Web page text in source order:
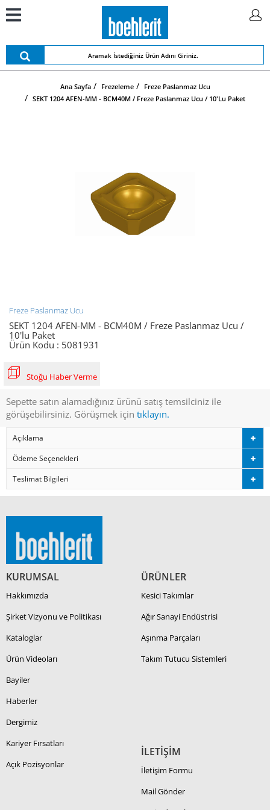
Ana Sayfa Frezeleme
Freze Paslanmaz Ucu
SEKT 1204 AFEN-MM - BCM40M / Freze Paslanmaz Ucu / 10'lu Paket
Freze Paslanmaz Ucu
SEKT 1204 AFEN-MM - BCM40M / Freze Paslanmaz Ucu /
10'lu Paket
Ürün Kodu : 5081931
Stoğu Haber Verme
Sepette satın alamadığınız ürünü satış temsilciniz ile
görüşebilirsiniz. Görüşmek için tıklayın.
Açıklama
Ödeme Seçenekleri
Teslimat Bilgileri
KURUMSAL
Hakkımızda
Şirket Vizyonu ve Politikası
Kataloglar
Ürün Videoları
Bayiler
Haberler
Dergimiz
Kariyer Fırsatları
Açık Pozisyonlar
ÜRÜNLER
Kesici Takımlar
Ağır Sanayi Endüstrisi
Aşınma Parçaları
Takım Tutucu Sistemleri
İLETİŞİM
İletişim Formu
Mail Gönder